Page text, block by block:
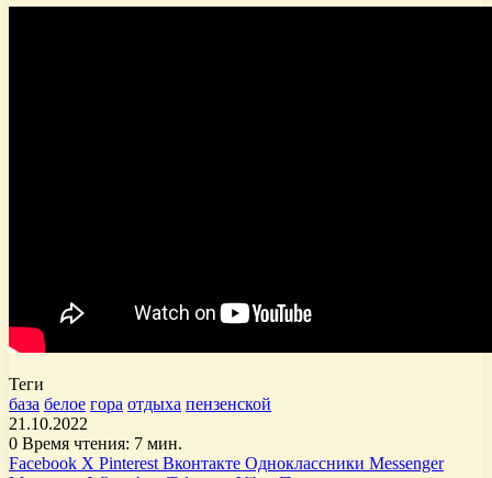
Теги
база белое гора отдыха пензенской
21.10.2022
0 Время чтения: 7 мин.
Facebook X Pinterest Вконтакте Одноклассники Messenger